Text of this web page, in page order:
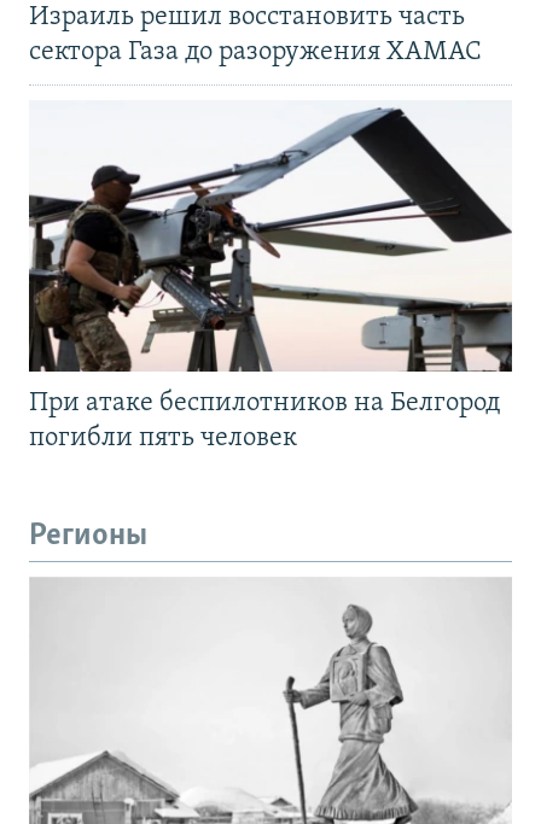
Израиль решил восстановить часть
сектора Газа до разоружения ХАМАС
При атаке беспилотников на Белгород
погибли пять человек
Регионы